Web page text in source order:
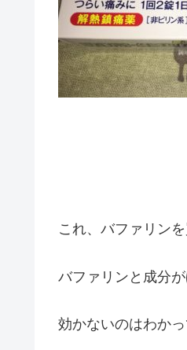
これ、バファリン
バファリンと成分
効かないのはわか